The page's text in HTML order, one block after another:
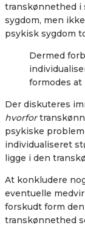
transkønnethed i
sygdom, men
psykisk sygdom
Dermed
formodes at
Der diskuteres
hvorfor
psykiske
individualiseret
ligge i den
At konkludere
eventuelle
forskudt form
transkønnethed